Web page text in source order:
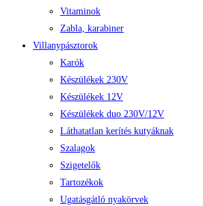
Vitaminok
Zabla, karabiner
Villanypásztorok
Karók
Készülékek 230V
Készülékek 12V
Készülékek duo 230V/12V
Láthatatlan kerítés kutyáknak
Szalagok
Szigetelők
Tartozékok
Ugatásgátló nyakörvek